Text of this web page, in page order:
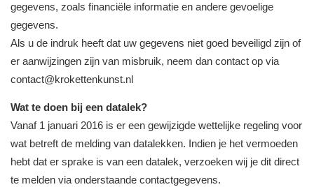
gegevens, zoals financiële informatie en andere gevoelige
gegevens.
Als u de indruk heeft dat uw gegevens niet goed beveiligd zijn of
er aanwijzingen zijn van misbruik, neem dan contact op via
contact@krokettenkunst.nl
Wat te doen bij een datalek?
Vanaf 1 januari 2016 is er een gewijzigde wettelijke regeling voor
wat betreft de melding van datalekken. Indien je het vermoeden
hebt dat er sprake is van een datalek, verzoeken wij je dit direct
te melden via onderstaande contactgegevens.